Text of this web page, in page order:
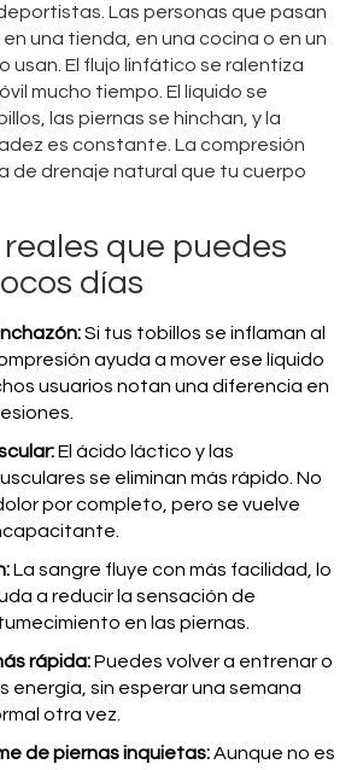
Las personas que pasan
una tienda, en una cocina o en un
usan. El flujo linfático se ralentiza
mucho tiempo. El líquido se
las piernas se hinchan, y la
es constante. La compresión
de drenaje natural que tu cuerpo
que puedes
días
Si tus tobillos se inflaman al
ayuda a mover ese líquido
usuarios notan una diferencia en
El ácido láctico y las
se eliminan más rápido. No
por completo, pero se vuelve
La sangre fluye con más facilidad, lo
a reducir la sensación de
en las piernas.
rápida:Puedes volver a entrenar o
energía, sin esperar una semana
otra vez.
de piernas inquietas:Aunque no es